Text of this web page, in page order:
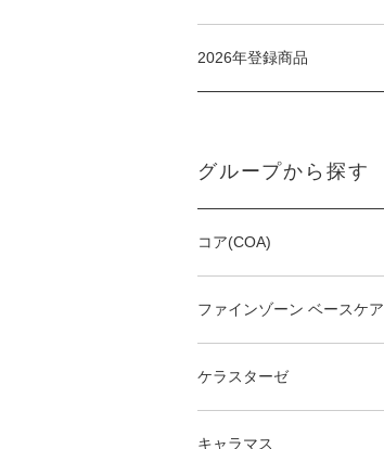
2026年登録商品
グループから探す
コア(COA)
ファインゾーン ベースケア
ケラスターゼ
キャラマス